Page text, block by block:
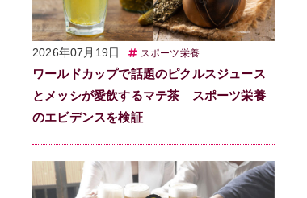
2026年07月19日 スポーツ栄養
ワールドカップで話題のピクルスジュース
とメッシが愛飲するマテ茶 スポーツ栄養
のエビデンスを検証